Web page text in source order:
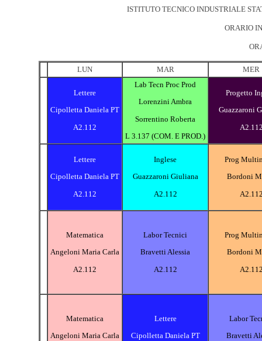
ISTITUTO TECNICO INDUSTRIALE
ORARIO
LUN MAR MER
Lettere
Cipolletta Daniela PT
A2.112
Lab Tecn Proc Prod
Lorenzini Ambra
Sorrentino Roberta
L 3.137 (COM. E PROD.)
Progetto
Guazzaroni
Lettere
Cipolletta Daniela PT
A2.112
Inglese
Guazzaroni Giuliana
A2.112
Prog
Bordoni
Matematica
Angeloni Maria Carla
A2.112
Labor Tecnici
Bravetti Alessia
A2.112
Prog
Bordoni
Matematica
Angeloni Maria Carla
Lettere
Cipolletta Daniela PT
Labor
Bravetti